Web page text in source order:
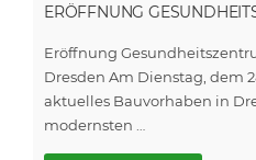
ERÖFFNUNG
Eröffnung
Dresden Am Dienstag, dem
aktuelles Bauvorhaben in
modernsten …